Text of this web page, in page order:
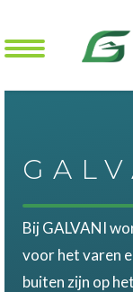
Mobile Menu
Bij GALVANI
voor het varen
buiten zijn op